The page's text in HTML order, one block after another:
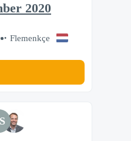
2020
Flemenkçe